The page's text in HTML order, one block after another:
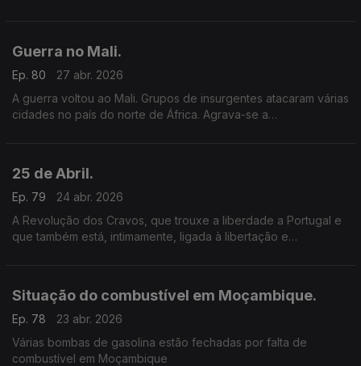
Guerra no Mali.
Ep. 80
27 abr. 2026
A guerra voltou ao Mali. Grupos de insurgentes atacaram várias
cidades no país do norte de África. Agrava-se a
25 de Abril.
Ep. 79
24 abr. 2026
A Revolução dos Cravos, que trouxe a liberdade a Portugal e
que também está, intimamente, ligada à libertação e
Situação do combustível em Moçambique.
Ep. 78
23 abr. 2026
Várias bombas de gasolina estão fechadas por falta de
combustível em Moçambique